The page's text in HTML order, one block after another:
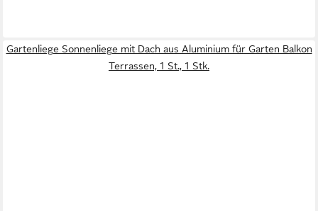
Gartenliege Sonnenliege mit Dach aus Aluminium für Garten Balkon
Terrassen, 1 St., 1 Stk.